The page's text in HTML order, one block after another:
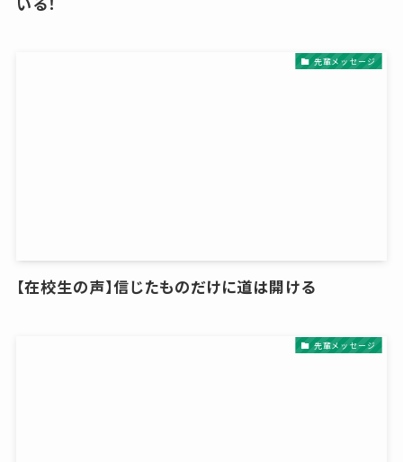
先輩メッセージ
【在校生の声】信じたものだけに道は開ける
先輩メッセージ